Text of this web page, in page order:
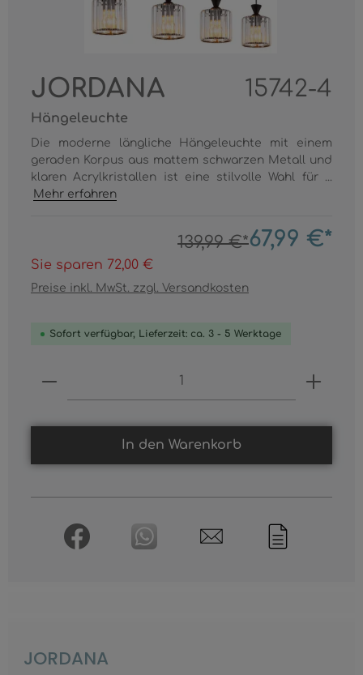
JORDANA 15742-4
Hängeleuchte
Die moderne längliche Hängeleuchte mit einem
geraden Korpus aus mattem schwarzen Metall und
klaren Acrylkristallen ist eine stilvolle Wahl für ...
Mehr erfahren
139,99 €*67,99 €*
Sie sparen 72,00 €
Preise inkl. MwSt. zzgl. Versandkosten
Sofort verfügbar, Lieferzeit: ca. 3 - 5 Werktage
Produkt Anzahl: Gib den
In den Warenkorb
JORDANA